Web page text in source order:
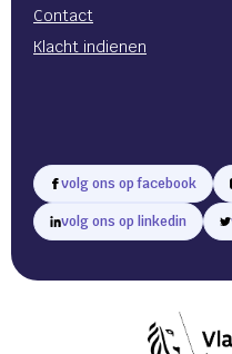
Contact
Klacht indienen
volg ons op facebook
volg ons op linkedin